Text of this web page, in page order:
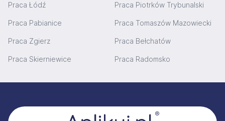
Praca Łódź Praca Piotrków Trybunalski
Praca Pabianice Praca Tomaszów Mazowiecki
Praca Zgierz Praca Bełchatów
Praca Skierniewice Praca Radomsko